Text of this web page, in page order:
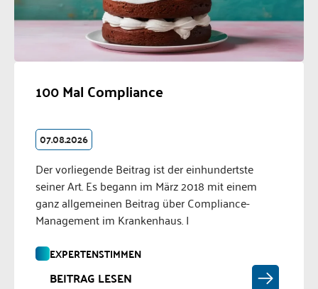
100 Mal Compliance
07.08.2026
Der vorliegende Beitrag ist der einhundertste
seiner Art. Es begann im März 2018 mit einem
ganz allgemeinen Beitrag über Compliance-
Management im Krankenhaus. I
EXPERTENSTIMMEN
BEITRAG LESEN